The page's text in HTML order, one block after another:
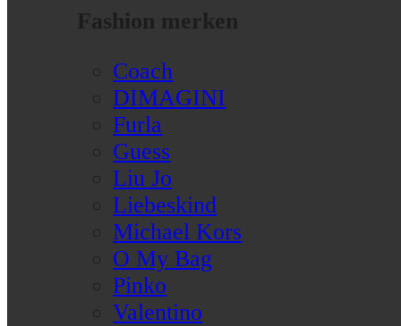
Fashion merken
Coach
DIMAGINI
Furla
Guess
Liu Jo
Liebeskind
Michael Kors
O My Bag
Pinko
Valentino